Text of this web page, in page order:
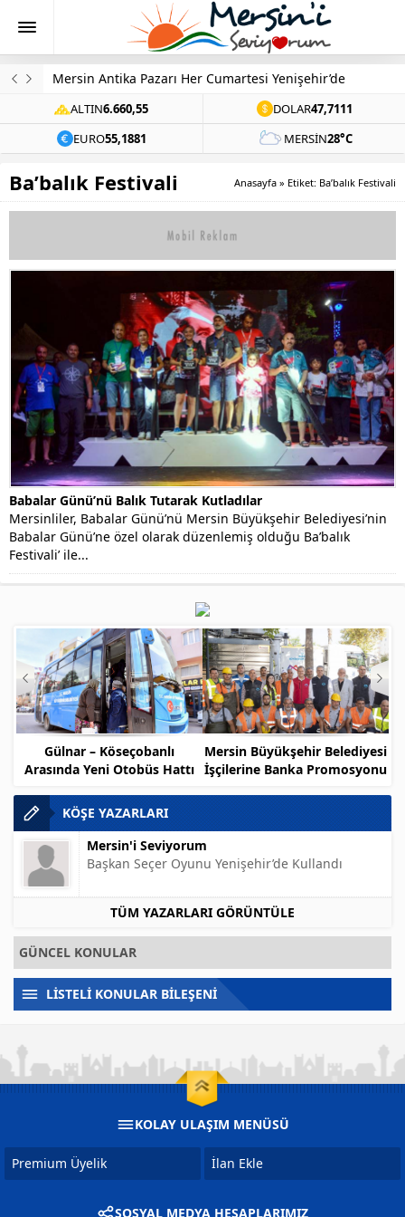
Mersin Antika Pazarı Her Cumartesi Yenişehir’de
ALTIN6.660,55 DOLAR47,7111
EURO55,1881 MERSIN28°C
Ba’balık Festivali Anasayfa » Etiket: Ba’balık Festivali
Babalar Günü’nü Balık Tutarak Kutladılar
Mersinliler, Babalar Günü’nü Mersin Büyükşehir Belediyesi’nin
Babalar Günü’ne özel olarak düzenlemiş olduğu Ba’balık
Festivali’ ile...
Gülnar – Köseçobanlı
Arasında Yeni Otobüs Hattı
Mersin Büyükşehir Belediyesi
İşçilerine Banka Promosyonu
KÖŞE YAZARLARI
Mersin'i Seviyorum
Başkan Seçer Oyunu Yenişehir’de Kullandı
TÜM YAZARLARI GÖRÜNTÜLE
GÜNCEL KONULAR
LİSTELİ KONULAR BİLEŞENİ
KOLAY ULAŞIM MENÜSÜ
Premium Üyelik İlan Ekle
SOSYAL MEDYA HESAPLARIMIZ